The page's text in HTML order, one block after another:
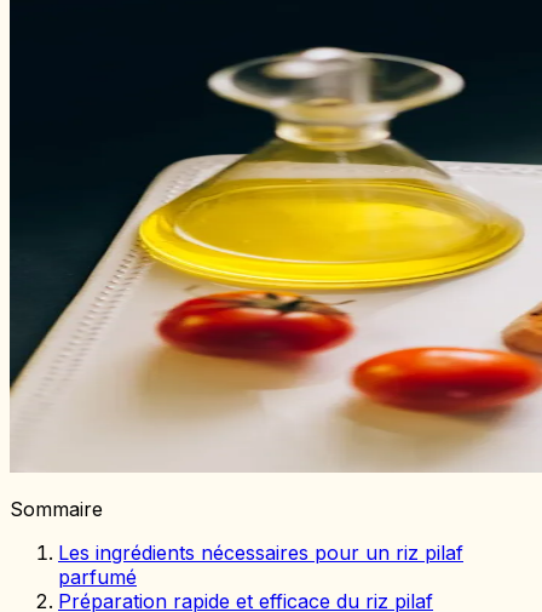
Sommaire
Les ingrédients nécessaires pour un riz pilaf
parfumé
Préparation rapide et efficace du riz pilaf